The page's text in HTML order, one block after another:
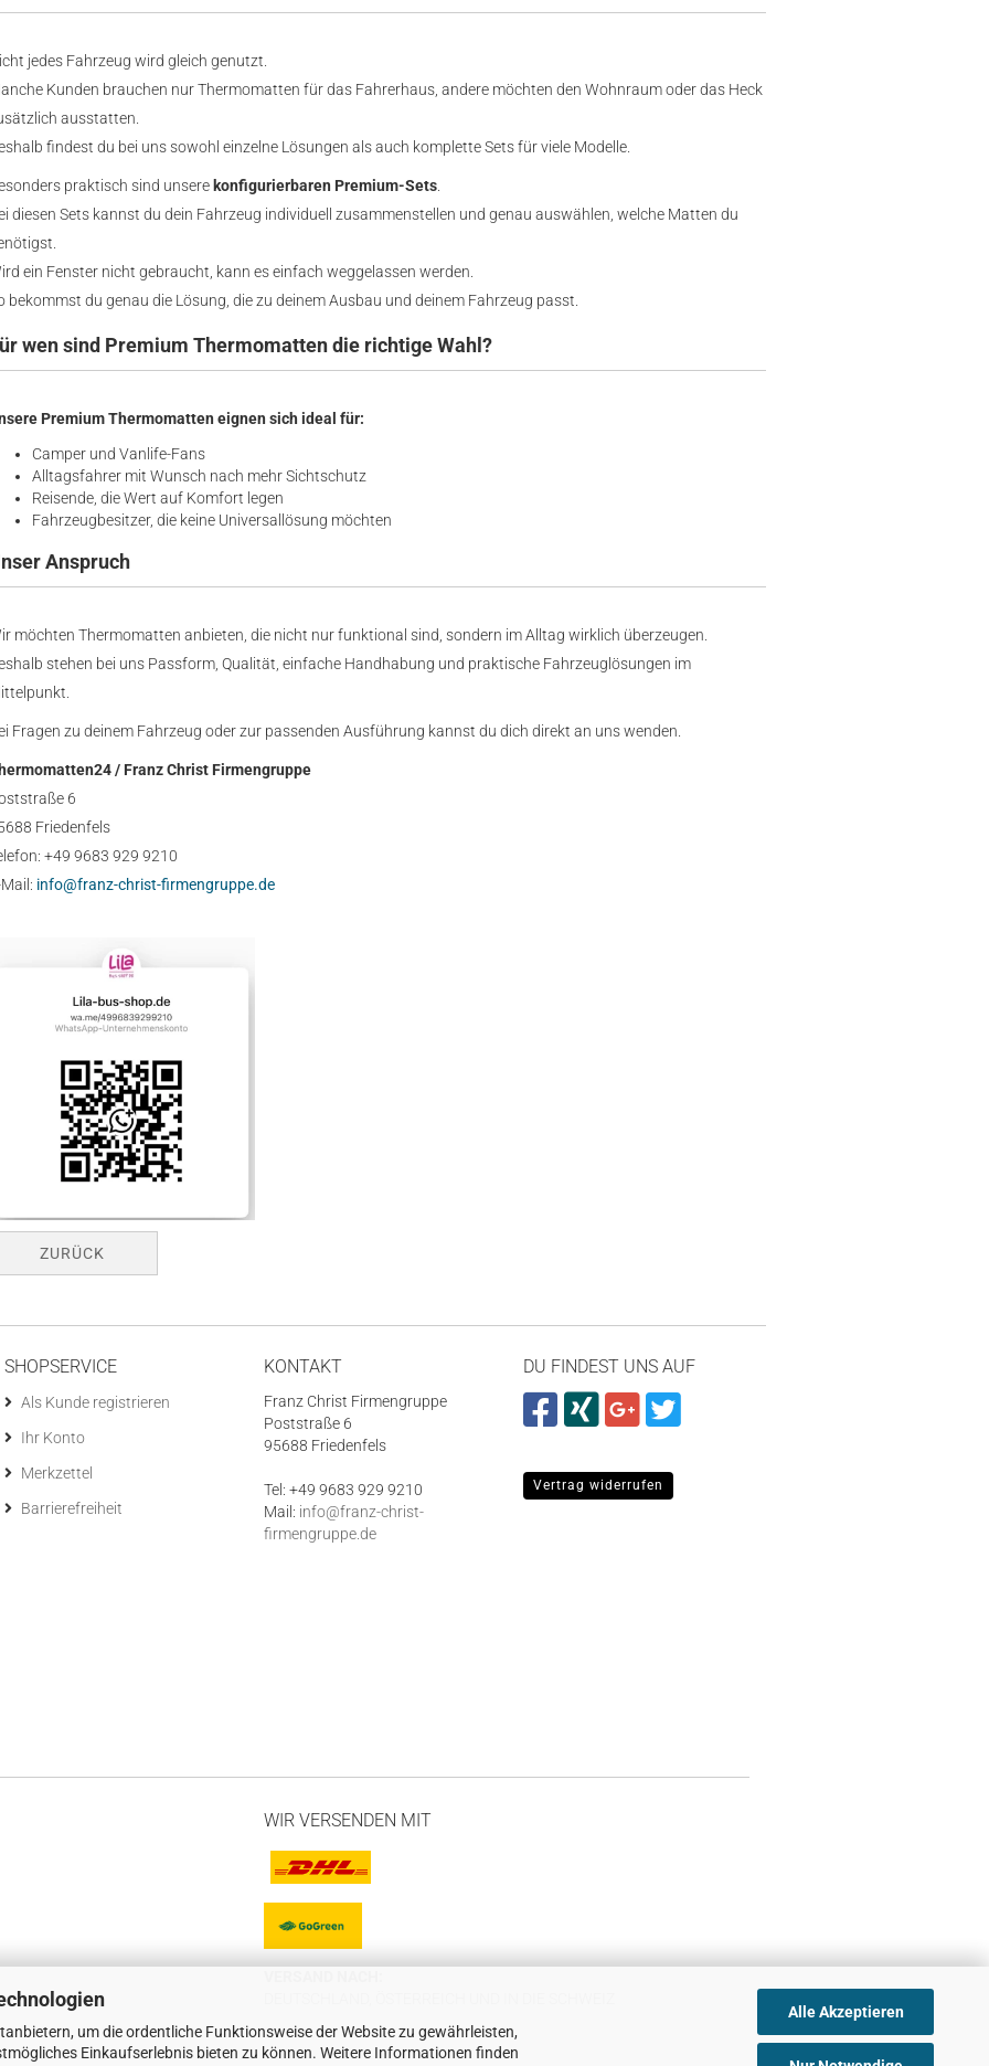
um die ordentliche Funktionsweise der Website zu gewährleisten,
Einkaufserlebnis bieten zu können. Weitere Informationen finden
Alle Akzeptieren
jedes Fahrzeug wird gleich genutzt.
Kunden brauchen nur Thermomatten für das Fahrerhaus, andere möchten den Wohnraum oder das Heck
ausstatten.
findest du bei uns sowohl einzelne Lösungen als auch komplette Sets für viele Modelle.
praktisch sind unsere konfigurierbaren Premium-Sets
diesen Sets kannst du dein Fahrzeug individuell zusammenstellen und genau auswählen, welche Matten du
ein Fenster nicht gebraucht, kann es einfach weggelassen werden.
bekommst du genau die Lösung, die zu deinem Ausbau und deinem Fahrzeug passt.
wen sind Premium Thermomatten die richtige Wahl?
Premium Thermomatten eignen sich ideal für:
Camper und Vanlife-Fans
Alltagsfahrer mit Wunsch nach mehr Sichtschutz
Reisende, die Wert auf Komfort legen
Fahrzeugbesitzer, die keine Universallösung möchten
Anspruch
möchten Thermomatten anbieten, die nicht nur funktional sind, sondern im Alltag wirklich überzeugen.
stehen bei uns Passform, Qualität, einfache Handhabung und praktische Fahrzeuglösungen im
Fragen zu deinem Fahrzeug oder zur passenden Ausführung kannst du dich direkt an uns wenden.
/ Franz Christ Firmengruppe
6
Friedenfels
+49 9683 929 9210
Mail: info@franz-christ-firmengruppe.de
ZURÜCK
SHOPSERVICE
Als Kunde registrieren
Ihr Konto
Merkzettel
Barrierefreiheit
KONTAKT
Franz Christ Firmengruppe
Poststraße 6
95688 Friedenfels
Tel: +49 9683 929 9210
Mail: info@franz-christ-
firmengruppe.de
DU FINDEST UNS AUF
Vertrag widerrufen
WIR VERSENDEN MIT